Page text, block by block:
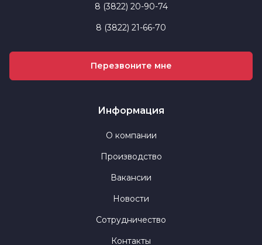
8 (3822) 20-90-74
8 (3822) 21-66-70
Перезвоните мне
Информация
О компании
Производство
Вакансии
Новости
Сотрудничество
Контакты